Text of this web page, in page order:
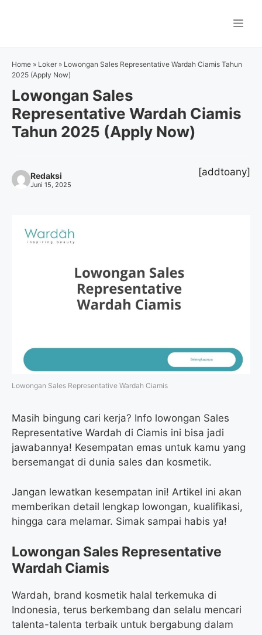
Home » Loker » Lowongan Sales Representative Wardah Ciamis Tahun
2025 (Apply Now)
Lowongan Sales
Representative Wardah Ciamis
Tahun 2025 (Apply Now)
Redaksi
Juni 15, 2025
[addtoany]
Lowongan Sales Representative Wardah Ciamis
Masih bingung cari kerja? Info lowongan Sales
Representative Wardah di Ciamis ini bisa jadi
jawabannya! Kesempatan emas untuk kamu yang
bersemangat di dunia sales dan kosmetik.
Jangan lewatkan kesempatan ini! Artikel ini akan
memberikan detail lengkap lowongan, kualifikasi,
hingga cara melamar. Simak sampai habis ya!
Lowongan Sales Representative
Wardah Ciamis
Wardah, brand kosmetik halal terkemuka di
Indonesia, terus berkembang dan selalu mencari
talenta-talenta terbaik untuk bergabung dalam